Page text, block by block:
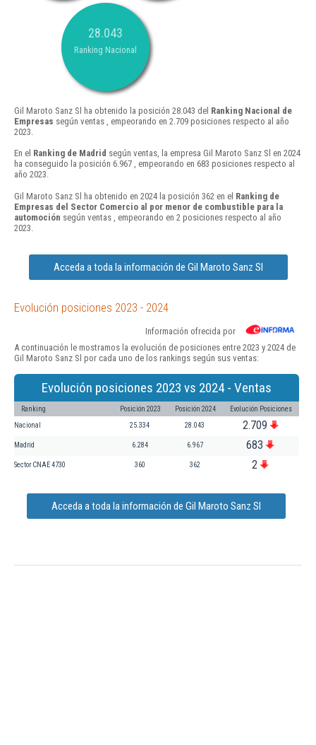
28.043
Ranking Nacional
Gil Maroto Sanz Sl ha obtenido la posición 28.043 del Ranking Nacional de
Empresas según ventas , empeorando en 2.709 posiciones respecto al año
2023.
En el Ranking de Madrid según ventas, la empresa Gil Maroto Sanz Sl en 2024
ha conseguido la posición 6.967 , empeorando en 683 posiciones respecto al
año 2023.
Gil Maroto Sanz Sl ha obtenido en 2024 la posición 362 en el Ranking de
Empresas del Sector Comercio al por menor de combustible para la
automoción según ventas , empeorando en 2 posiciones respecto al año
2023.
Acceda a toda la información de Gil Maroto Sanz Sl
Evolución posiciones 2023 - 2024
Información ofrecida por
A continuación le mostramos la evolución de posiciones entre 2023 y 2024 de
Gil Maroto Sanz Sl por cada uno de los rankings según sus ventas:
Evolución posiciones 2023 vs 2024 - Ventas
Ranking Posición 2023 Posición 2024 Evolución Posiciones
Nacional 25.334 28.043 2.709
Madrid 6.284 6.967 683
Sector CNAE 4730 360 362 2
Acceda a toda la información de Gil Maroto Sanz Sl